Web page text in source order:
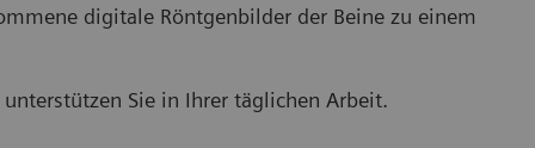
digitale Röntgenbilder der Beine zu einem
Sie in Ihrer täglichen Arbeit.